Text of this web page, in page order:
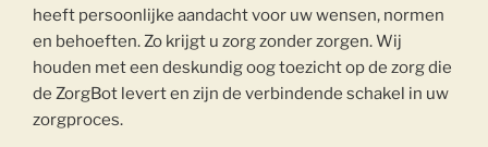
heeft persoonlijke aandacht voor uw wensen, normen
en behoeften. Zo krijgt u zorg zonder zorgen. Wij
houden met een deskundig oog toezicht op de zorg die
de ZorgBot levert en zijn de verbindende schakel in uw
zorgproces.